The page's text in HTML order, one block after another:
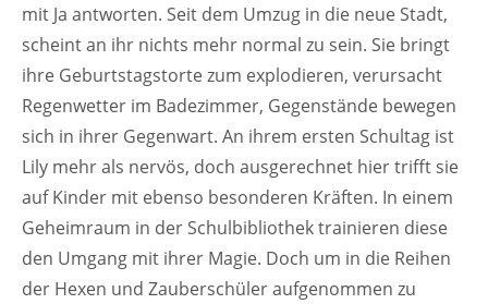
mit Ja antworten. Seit dem Umzug in die neue Stadt,
scheint an ihr nichts mehr normal zu sein. Sie bringt
ihre Geburtstagstorte zum explodieren, verursacht
Regenwetter im Badezimmer, Gegenstände bewegen
sich in ihrer Gegenwart. An ihrem ersten Schultag ist
Lily mehr als nervös, doch ausgerechnet hier trifft sie
auf Kinder mit ebenso besonderen Kräften. In einem
Geheimraum in der Schulbibliothek trainieren diese
den Umgang mit ihrer Magie. Doch um in die Reihen
der Hexen und Zauberschüler aufgenommen zu